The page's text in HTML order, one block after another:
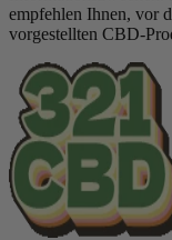
empfehlen Ihnen, vor
vorgestellten CBD-